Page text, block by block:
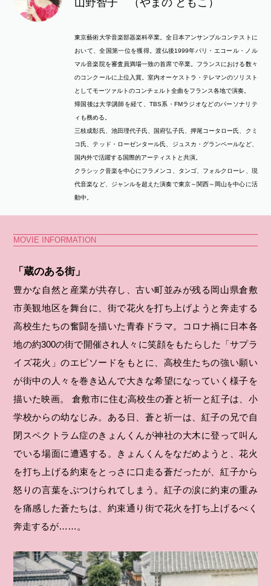
東京藝術大学音楽部器楽科卒業。全日本アンサンブルコンテストに
おいて、全国第一位を獲得。渡仏後1999年パリ・エコール・ノル
マル音楽院を審査員満場一致の首席で卒業。フランスにおける数々
のコンクールに上位入賞。室内オーケストラ・テレマンのソリスト
としてモーツァルトのコンチェルト全曲をフランス各地で演奏。
帰国後は大学講師を経て、TBS系・FMラジオなどのパーソナリテ
ィも務める。
三枝成彰氏、池田理代子氏、国府弘子氏、押尾コータロー氏、クミ
コ氏、テッド・ローゼンタール氏、ジュスカ・グランペールなど、
国内外で活躍する国際的アーティストと共演。
クラシック音楽を中心にフラメンコ、タンゴ、フォルクローレ、現
代音楽など、ジャンルを超えた演奏で東京～関西～岡山を中心に活
動中。
MOVIE INFORMATION
「蔵のある街」
豊かな自然と産業が共存し、古い町並みが残る岡山県倉敷
市美観地区を舞台に、街で花火を打ち上げようと奔走する
高校生たちの奮闘を描いた青春ドラマ。コロナ禍に日本各
地の約300の街で開催され人々に笑顔をもたらした「サプラ
イズ花火」のエピソードをもとに、高校生たちの強い願い
が街中の人々を巻き込んで大きな希望になっていく様子を
描いた映画。 倉敷市に住む高校生の蒼と祈一と紅子は、小
学校からの幼なじみ。ある日、蒼と祈一は、紅子の兄で自
閉スペクトラム症のきょんくんが神社の大木に登って叫ん
でいる場面に遭遇する。きょんくんをなだめようと、花火
を打ち上げる約束をとっさに口走る蒼だったが、紅子から
怒りの言葉をぶつけられてしまう。紅子の涙に約束の重み
を痛感した蒼たちは、約束通り街で花火を打ち上げるべく
奔走するが……。